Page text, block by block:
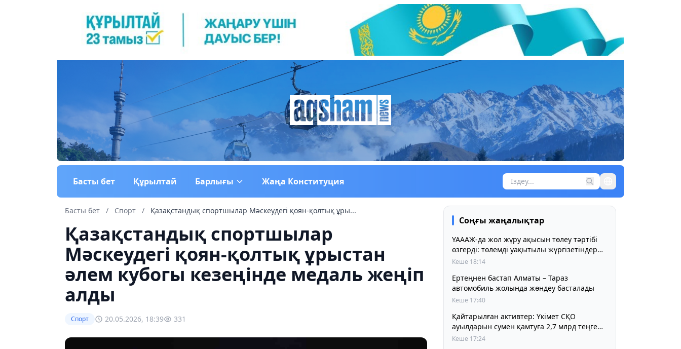
Басты бет Құрылтай Барлығы Жаңа Конституция
Басты бет / Спорт / Қазақстандық спортшылар Мәскеудегі қоян-қолтық ұры...
Қазақстандық спортшылар
Мәскеудегі қоян-қолтық ұрыстан
әлем кубогы кезеңінде медаль жеңіп
алды
Спорт 20.05.2026, 18:39 331
Соңғы жаңалықтар
ҮАААЖ-да жол жүру ақысын төлеу тәртібі
өзгерді: төлемді уақытылы жүргізетіндер
үшін жол жүру құны бұрынғы деңгейде
Кеше 18:14
Ертеңнен бастап Алматы – Тараз
автомобиль жолында жөндеу басталады
Кеше 17:40
Қайтарылған активтер: Үкімет СҚО
ауылдарын сумен қамтуға 2,7 млрд теңге
бөлді
Кеше 17:24